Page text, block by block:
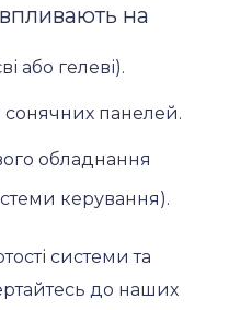
на
або гелеві).
сонячних панелей.
обладнання
керування).
системи та
до наших